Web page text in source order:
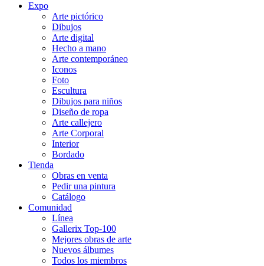
Expo
Arte pictórico
Dibujos
Arte digital
Hecho a mano
Arte contemporáneo
Iconos
Foto
Escultura
Dibujos para niños
Diseño de ropa
Arte callejero
Arte Corporal
Interior
Bordado
Tienda
Obras en venta
Pedir una pintura
Catálogo
Comunidad
Línea
Gallerix Top-100
Mejores obras de arte
Nuevos álbumes
Todos los miembros